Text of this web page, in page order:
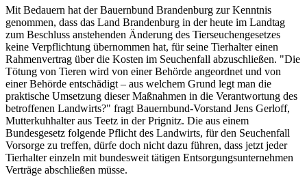
Mit Bedauern hat der Bauernbund Brandenburg zur Kenntnis
genommen, dass das Land Brandenburg in der heute im Landtag
zum Beschluss anstehenden Änderung des Tierseuchengesetzes
keine Verpflichtung übernommen hat, für seine Tierhalter einen
Rahmenvertrag über die Kosten im Seuchenfall abzuschließen. "Die
Tötung von Tieren wird von einer Behörde angeordnet und von
einer Behörde entschädigt – aus welchem Grund legt man die
praktische Umsetzung dieser Maßnahmen in die Verantwortung des
betroffenen Landwirts?" fragt Bauernbund-Vorstand Jens Gerloff,
Mutterkuhhalter aus Teetz in der Prignitz. Die aus einem
Bundesgesetz folgende Pflicht des Landwirts, für den Seuchenfall
Vorsorge zu treffen, dürfe doch nicht dazu führen, dass jetzt jeder
Tierhalter einzeln mit bundesweit tätigen Entsorgungsunternehmen
Verträge abschließen müsse.